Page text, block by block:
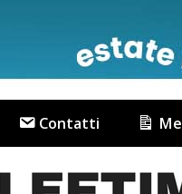
Contatti